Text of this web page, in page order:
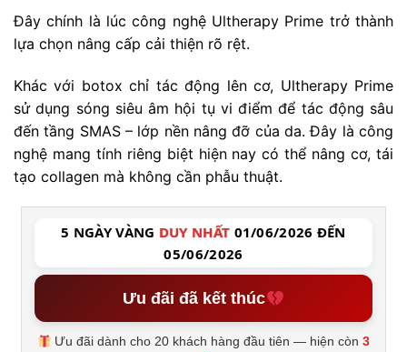
Đây chính là lúc công nghệ Ultherapy Prime trở thành
lựa chọn nâng cấp cải thiện rõ rệt.
Khác với botox chỉ tác động lên cơ, Ultherapy Prime
sử dụng sóng siêu âm hội tụ vi điểm để tác động sâu
đến tầng SMAS – lớp nền nâng đỡ của da. Đây là công
nghệ mang tính riêng biệt hiện nay có thể nâng cơ, tái
tạo collagen mà không cần phẫu thuật.
5 NGÀY VÀNG DUY NHẤT 01/06/2026 ĐẾN
05/06/2026
Ưu đãi đã kết thúc
Ưu đãi dành cho 20 khách hàng đầu tiên — hiện còn3